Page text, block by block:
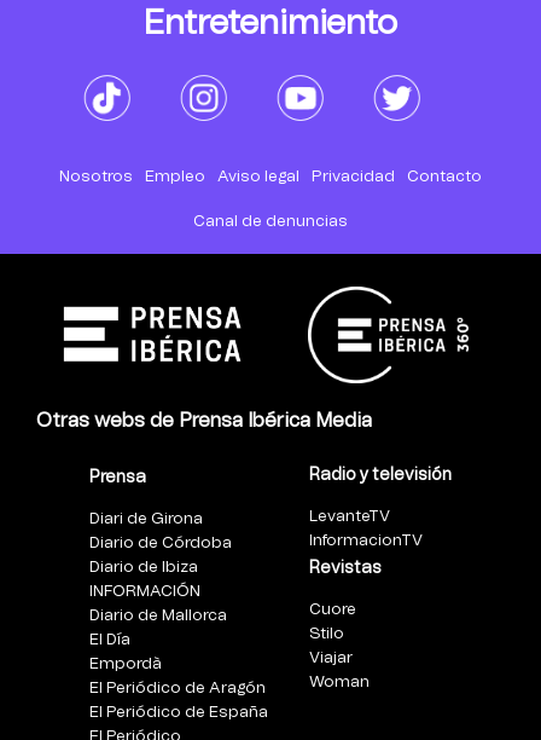
Entretenimiento
Nosotros Empleo Aviso legal Privacidad Contacto
Canal de denuncias
Otras webs de Prensa Ibérica Media
Prensa
Diari de Girona
Diario de Córdoba
Diario de Ibiza
INFORMACIÓN
Diario de Mallorca
El Día
Empordà
El Periódico de Aragón
El Periódico de España
El Periódico
Radio y televisión
LevanteTV
InformacionTV
Revistas
Cuore
Stilo
Viajar
Woman